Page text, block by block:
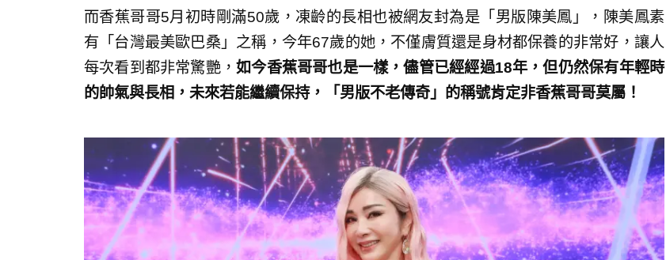
而香蕉哥哥5月初時剛滿50歲，凍齡的長相也被網友封為是「男版陳美鳳」，陳美鳳素
有「台灣最美歐巴桑」之稱，今年67歲的她，不僅膚質還是身材都保養的非常好，讓人
每次看到都非常驚艷，如今香蕉哥哥也是一樣，儘管已經經過18年，但仍然保有年輕時
的帥氣與長相，未來若能繼續保持，「男版不老傳奇」的稱號肯定非香蕉哥哥莫屬！